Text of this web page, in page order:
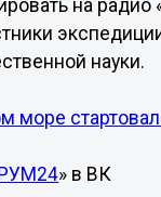
на
науки.
море
» в ВК